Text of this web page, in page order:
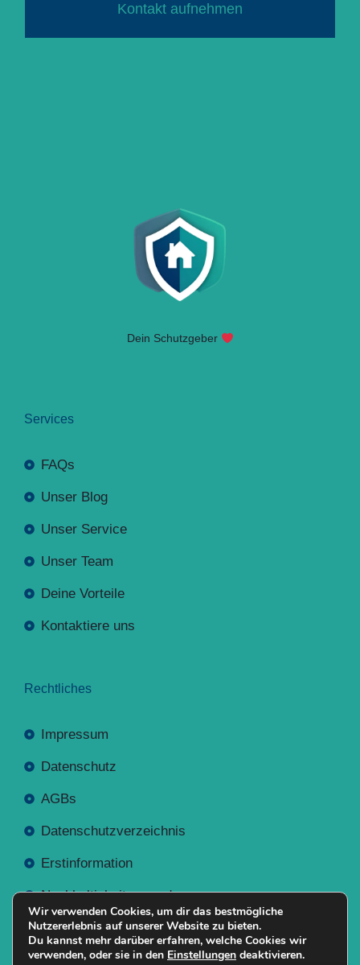
Kontakt aufnehmen
Dein Schutzgeber
Services
FAQs
Unser Blog
Unser Service
Unser Team
Deine Vorteile
Kontaktiere uns
Rechtliches
Impressum
Datenschutz
AGBs
Datenschutzverzeichnis
Erstinformation
Nachhaltigkeitsverordnung
Wir verwenden Cookies, um dir das bestmögliche
Nutzererlebnis auf unserer Website zu bieten.
Du kannst mehr darüber erfahren, welche Cookies wir
verwenden, oder sie in den Einstellungen deaktivieren.